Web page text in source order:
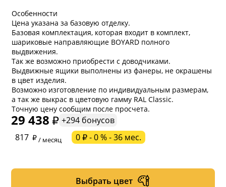
Особенности
Цена указана за базовую отделку.
Базовая комплектация, которая входит в комплект,
шариковые направляющие BOYARD полного
выдвижения.
Так же возможно приобрести с доводчиками.
Выдвижные ящики выполнены из фанеры, не окрашены
в цвет изделия.
Возможно изготовление по индивидуальным размерам,
а так же выкрас в цветовую гамму RAL Classic.
Точную цену сообщим после просчета.
29 438
+294 бонусов
817
/ месяц 0 ₽ - 0 % - 36 мес.
Выбрать цвет
* обязательное поле